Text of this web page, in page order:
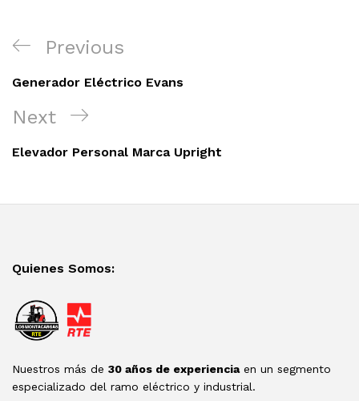
Navegación
entradas
Previous
Post
Previous
Generador Eléctrico Evans
Next
Post
Next
Elevador Personal Marca Upright
Quienes Somos:
Nuestros más de 30 años de experienciaen un segmento
especializado del ramo eléctrico y industrial.